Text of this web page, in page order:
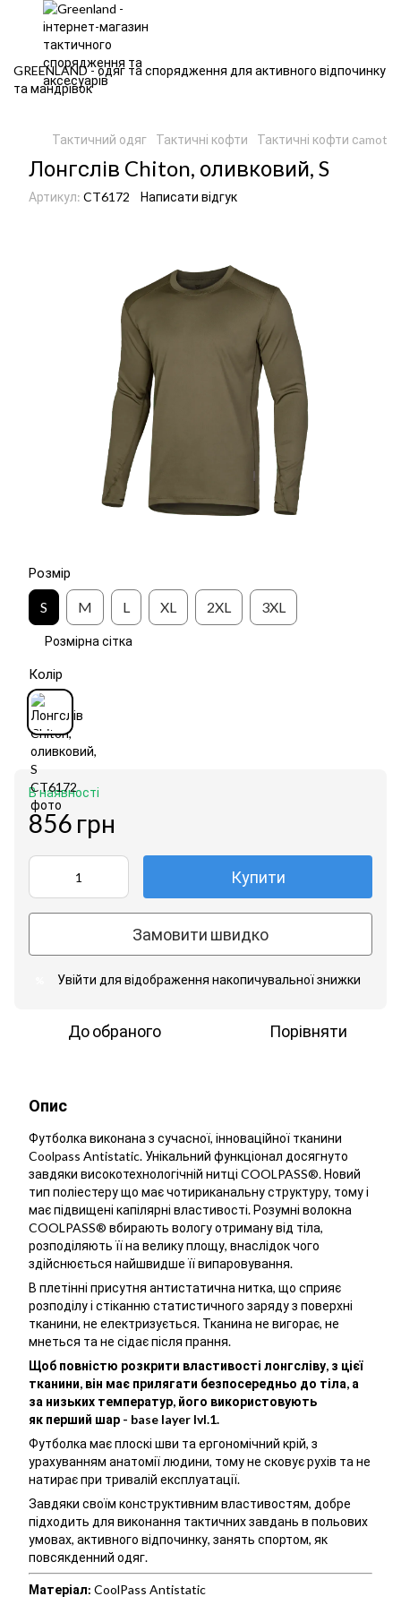
GREENLAND - одяг та спорядження для активного відпочинку
та мандрівок
Тактичний одяг Тактичні кофти Тактичні кофти сamotec
Лонгслів Chiton, оливковий, S
Артикул: CT6172 Написати відгук
Розмір
S M L XL 2XL 3XL
Розмірна сітка
Колір
В наявності
856 грн
Купити
Замовити швидко
Увійти для відображення накопичувальної знижки
До обраного Порівняти
Опис
Футболка виконана з сучасної, інноваційної тканини
Coolpass Antistatic. Унікальний функціонал досягнуто
завдяки високотехнологічній нитці COOLPASS®. Новий
тип поліестеру що має чотириканальну структуру, тому і
має підвищені капілярні властивості. Розумні волокна
COOLPASS® вбирають вологу отриману від тіла,
розподіляють її на велику площу, внаслідок чого
здійснюється найшвидше її випаровування.
В плетінні присутня антистатична нитка, що сприяє
розподілу і стіканню статистичного заряду з поверхні
тканини, не електризується. Тканина не вигорає, не
мнеться та не сідає після прання.
Щоб повністю розкрити властивості лонгсліву, з цієї
тканини, він має прилягати безпосередньо до тіла, а
за низьких температур, його використовують
як перший шар - base layer lvl.1.
Футболка має плоскі шви та ергономічний крій, з
урахуванням анатомії людини, тому не сковує рухів та не
натирає при тривалій експлуатації.
Завдяки своїм конструктивним властивостям, добре
підходить для виконання тактичних завдань в польових
умовах, активного відпочинку, занять спортом, як
повсякденний одяг.
Матеріал: CoolPass Antistatic